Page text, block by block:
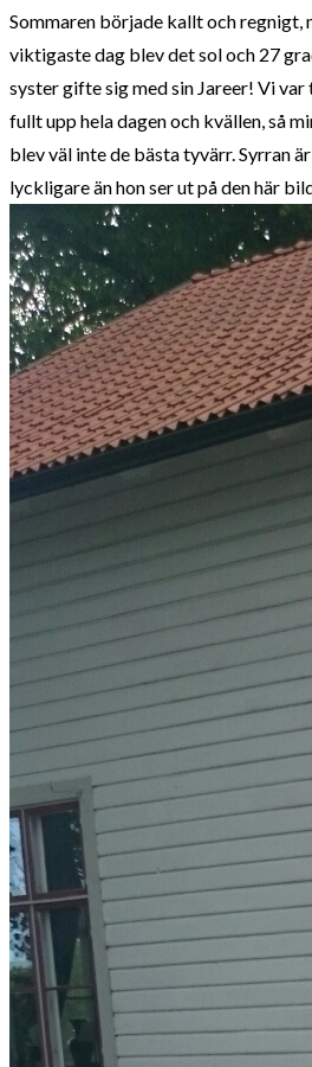
Sommaren började kallt och regnigt,
viktigaste dag blev det sol och 27
syster gifte sig med sin Jareer! Vi
fullt upp hela dagen och kvällen, så
blev väl inte de bästa tyvärr. Syrran
lyckligare än hon ser ut på den här